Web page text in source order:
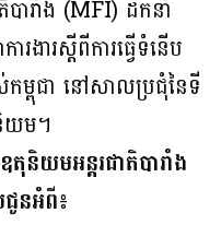
បារាំង (MFI) ដឹកនាំ
ារស្ដីពីការធ្វើទំនើប
ម្ពុជា នៅសាលប្រជុំនៃទី
យម។
និយមអន្តរជាតិបារាំង
ជូនអំពី៖